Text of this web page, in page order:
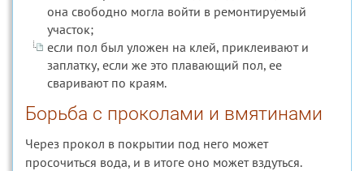
она свободно могла войти в ремонтируемый
участок;
если пол был уложен на клей, приклеивают и
заплатку, если же это плавающий пол, ее
сваривают по краям.
Борьба с проколами и вмятинами
Через прокол в покрытии под него может
просочиться вода, и в итоге оно может вздуться.